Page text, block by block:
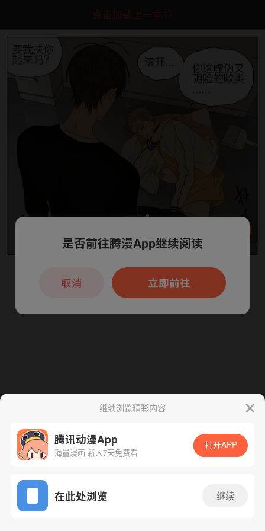
点击加载上一章节
App免费看
下一话 腾漫App免费看
继续浏览精彩内容
腾讯动漫App
海量漫画 新人7天免费看
打开APP
在此处浏览 继续
本章节仅支持App阅读，可打开App新用
户7天免费看
是否前往腾漫App继续阅读
立即前往
取消